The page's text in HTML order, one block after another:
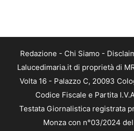
Redazione - Chi Siamo -
Lalucedimaria.it di proprietà di
Volta 16 - Palazzo C, 20093
Codice Fiscale e Partita
Testata Giornalistica registrata
Monza con n°03/2024